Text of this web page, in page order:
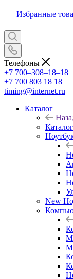
Избранные
Телефоны
+7 700‒308‒18‒18
+7 700 803 18 18
timing@internet.ru
Каталог
Каталог
New